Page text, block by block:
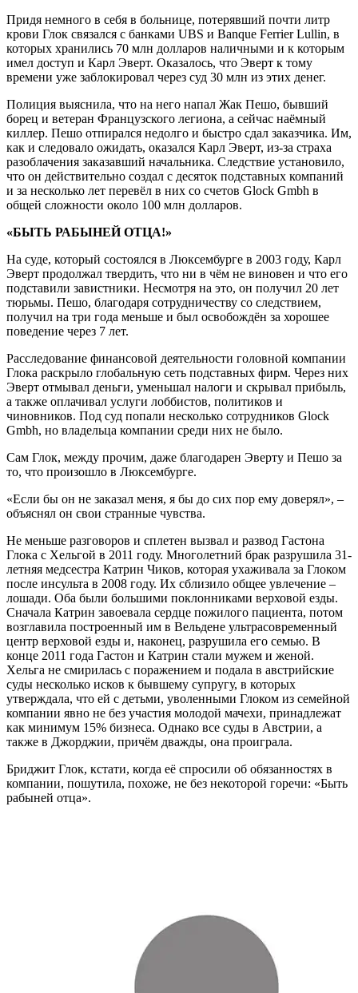
Придя немного в себя в больнице, потерявший почти литр
крови Глок связался с банками UBS и Banque Ferrier Lullin, в
которых хранились 70 млн долларов наличными и к которым
имел доступ и Карл Эверт. Оказалось, что Эверт к тому
времени уже заблокировал через суд 30 млн из этих денег.
Полиция выяснила, что на него напал Жак Пешо, бывший
борец и ветеран Французского легиона, а сейчас наёмный
киллер. Пешо отпирался недолго и быстро сдал заказчика. Им,
как и следовало ожидать, оказался Карл Эверт, из-за страха
разоблачения заказавший начальника. Следствие установило,
что он действительно создал с десяток подставных компаний
и за несколько лет перевёл в них со счетов Glock Gmbh в
общей сложности около 100 млн долларов.
«БЫТЬ РАБЫНЕЙ ОТЦА!»
На суде, который состоялся в Люксембурге в 2003 году, Карл
Эверт продолжал твердить, что ни в чём не виновен и что его
подставили завистники. Несмотря на это, он получил 20 лет
тюрьмы. Пешо, благодаря сотрудничеству со следствием,
получил на три года меньше и был освобождён за хорошее
поведение через 7 лет.
Расследование финансовой деятельности головной компании
Глока раскрыло глобальную сеть подставных фирм. Через них
Эверт отмывал деньги, уменьшал налоги и скрывал прибыль,
а также оплачивал услуги лоббистов, политиков и
чиновников. Под суд попали несколько сотрудников Glock
Gmbh, но владельца компании среди них не было.
Сам Глок, между прочим, даже благодарен Эверту и Пешо за
то, что произошло в Люксембурге.
«Если бы он не заказал меня, я бы до сих пор ему доверял», –
объяснял он свои странные чувства.
Не меньше разговоров и сплетен вызвал и развод Гастона
Глока с Хельгой в 2011 году. Многолетний брак разрушила 31-
летняя медсестра Катрин Чиков, которая ухаживала за Глоком
после инсульта в 2008 году. Их сблизило общее увлечение –
лошади. Оба были большими поклонниками верховой езды.
Сначала Катрин завоевала сердце пожилого пациента, потом
возглавила построенный им в Вельдене ультрасовременный
центр верховой езды и, наконец, разрушила его семью. В
конце 2011 года Гастон и Катрин стали мужем и женой.
Хельга не смирилась с поражением и подала в австрийские
суды несколько исков к бывшему супругу, в которых
утверждала, что ей с детьми, уволенными Глоком из семейной
компании явно не без участия молодой мачехи, принадлежат
как минимум 15% бизнеса. Однако все суды в Австрии, а
также в Джорджии, причём дважды, она проиграла.
Бриджит Глок, кстати, когда её спросили об обязанностях в
компании, пошутила, похоже, не без некоторой горечи: «Быть
рабыней отца».